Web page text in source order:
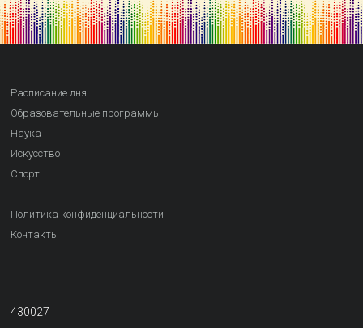
Расписание дня
Образовательные программы
Наука
Искусство
Спорт
Политика конфиденциальности
Контакты
430027